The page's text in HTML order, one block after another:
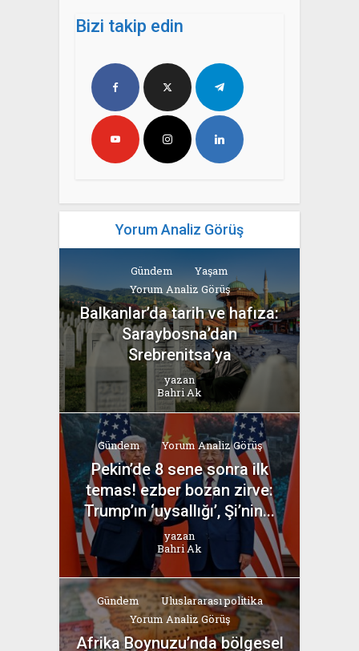
Bizi takip edin
Yorum Analiz Görüş
Gündem
Yaşam
Yorum Analiz Görüş
Balkanlar’da tarih ve hafıza:
Saraybosna’dan
Srebrenitsa’ya
yazan
Bahri Ak
Gündem Yorum Analiz Görüş
Pekin’de 8 sene sonra ilk
temas! ezber bozan zirve:
Trump’ın ‘uysallığı’, Şi’nin...
yazan
Bahri Ak
Gündem
Uluslararası politika
Yorum Analiz Görüş
Afrika Boynuzu’nda bölgesel